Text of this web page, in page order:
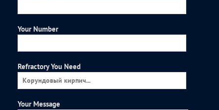
Your Number
Refractory You Need
Your Message